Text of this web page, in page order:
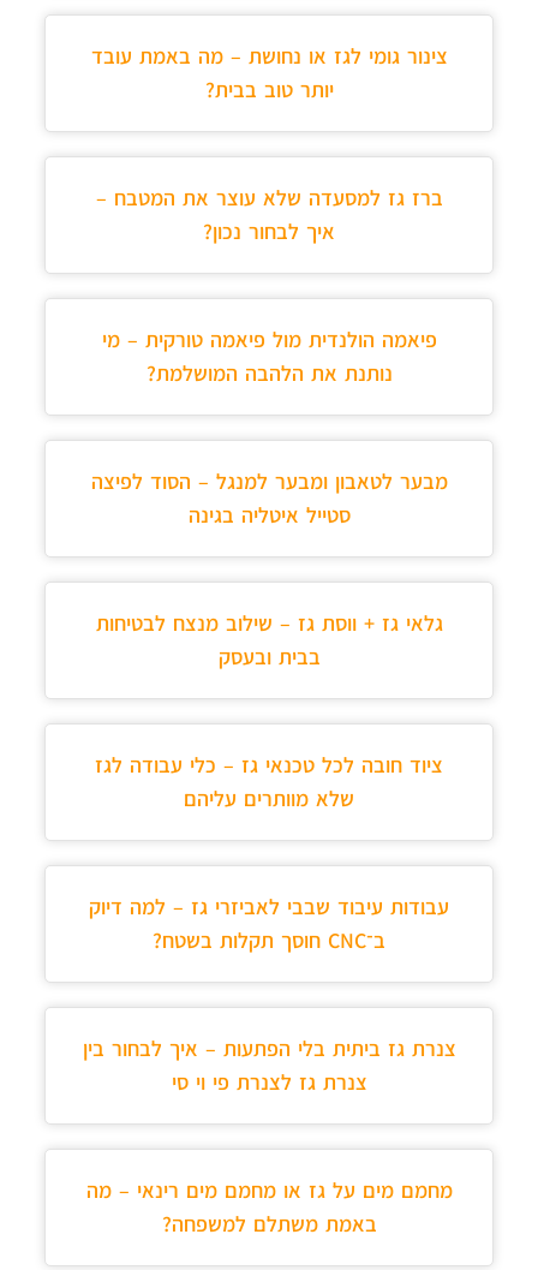
צינור גומי לגז או נחושת – מה באמת עובד
יותר טוב בבית?
ברז גז למסעדה שלא עוצר את המטבח –
איך לבחור נכון?
פיאמה הולנדית מול פיאמה טורקית – מי
נותנת את הלהבה המושלמת?
מבער לטאבון ומבער למנגל – הסוד לפיצה
סטייל איטליה בגינה
גלאי גז + ווסת גז – שילוב מנצח לבטיחות
בבית ובעסק
ציוד חובה לכל טכנאי גז – כלי עבודה לגז
שלא מוותרים עליהם
עבודות עיבוד שבבי לאביזרי גז – למה דיוק
ב־CNC חוסך תקלות בשטח?
צנרת גז ביתית בלי הפתעות – איך לבחור בין
צנרת גז לצנרת פי וי סי
מחמם מים על גז או מחמם מים רינאי – מה
באמת משתלם למשפחה?